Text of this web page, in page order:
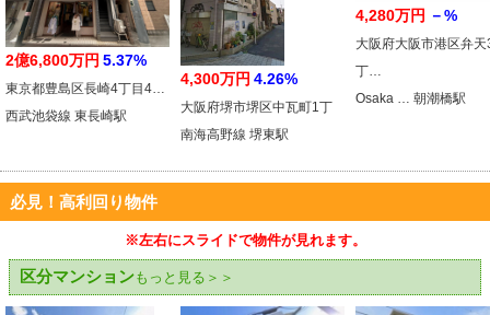
2億6,800万円 5.37%
東京都豊島区長崎4丁目4…
西武池袋線 東長崎駅
4,300万円 4.26%
大阪府堺市堺区中瓦町1丁
南海高野線 堺東駅
4,280万円 －%
大阪府大阪市港区弁天
丁…
Osaka … 朝潮橋駅
必見！高利回り物件
※左右にスライドで物件が見れます。
区分マンションもっと見る＞＞